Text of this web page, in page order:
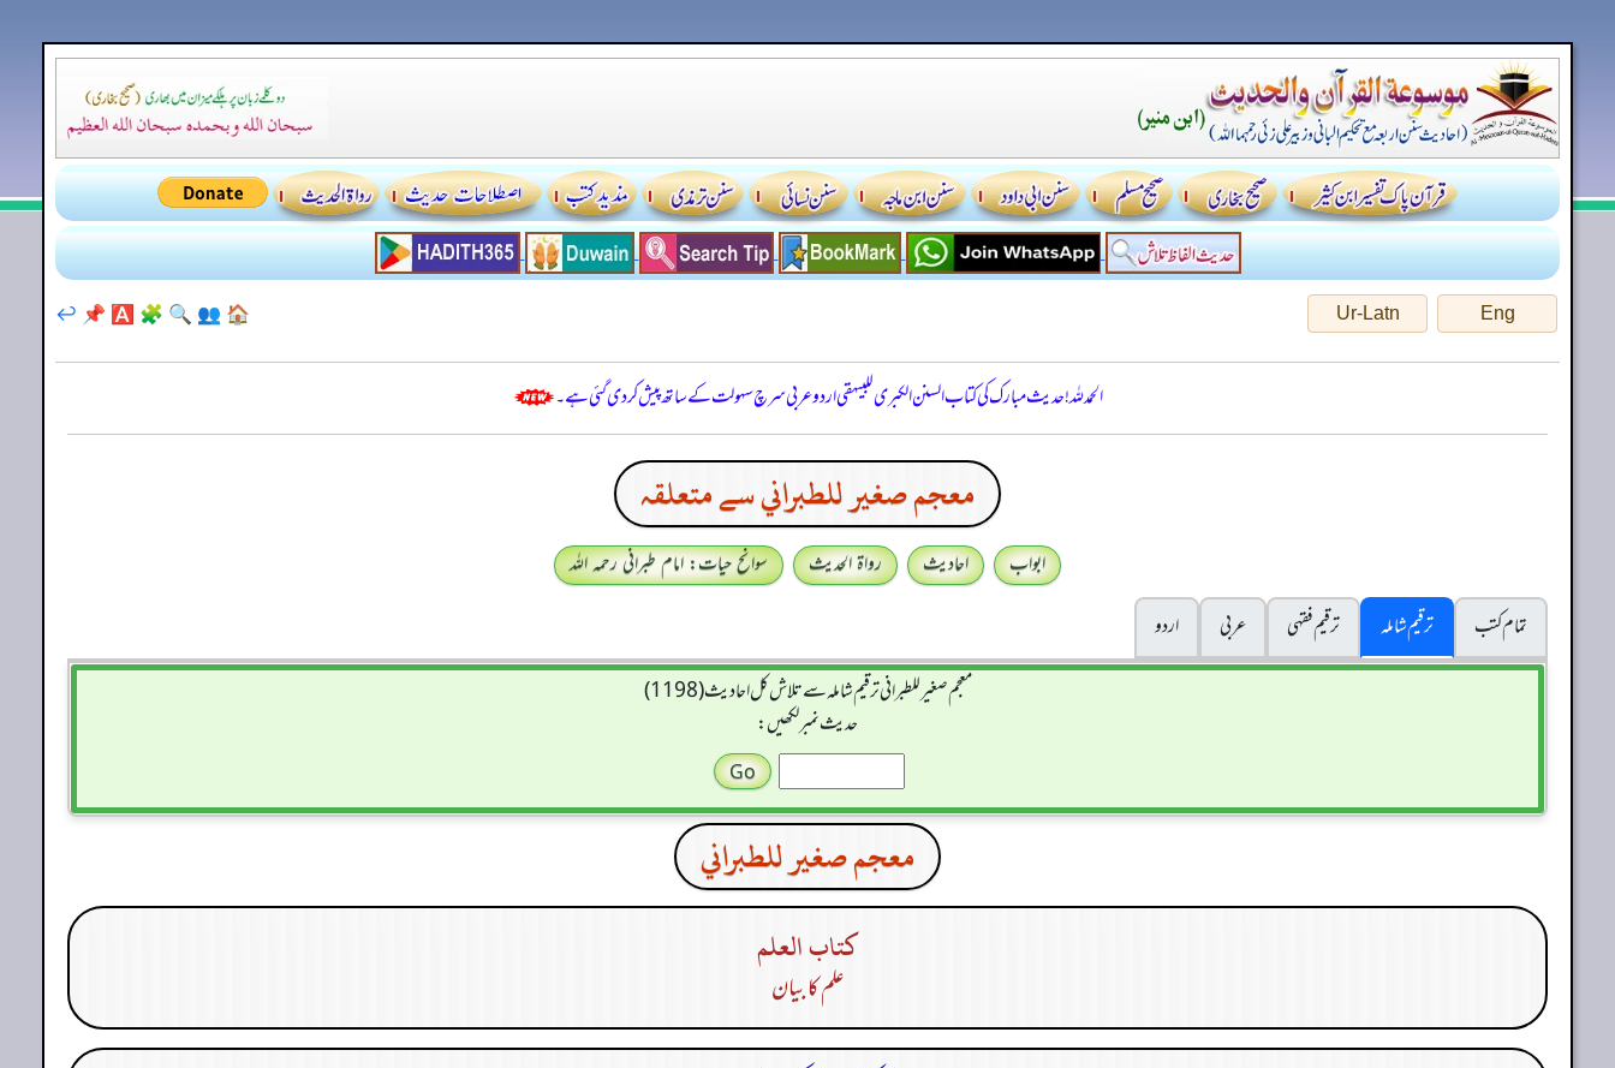
Eng
Ur-Latn
🏠
👥
🔍
🧩
🅰️
📌
↩️
الحمدللہ! حدیث مبارک کی کتاب السنن الكبرى للبيهقي اردو عربی سرچ سہولت کے ساتھ پیش کر دی گئی ہے۔
معجم صغير للطبراني سے متعلقہ
ابواب احادیث رواۃ الحدیث
سوانح حیات: امام طبرانی رحمہ اللہ
تمام کتب
ترقیم شاملہ ترقيم فقہی عربی
اردو
معجم صغير للطبراني ترقیم شاملہ سے تلاش کل احادیث (1198)
حدیث نمبر لکھیں:
معجم صغير للطبراني
كتاب العلم
علم کا بیان